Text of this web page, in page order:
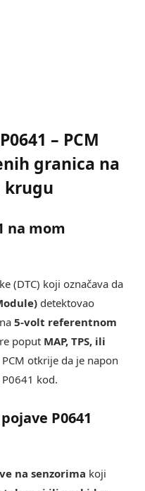
– PCM
granica na
krugu
na mom
(DTC) koji označava da
detektovao
5-volt referentnom
poput MAP, TPS, ili
PCM otkrije da je napon
kod.
P0641
na senzorima koji